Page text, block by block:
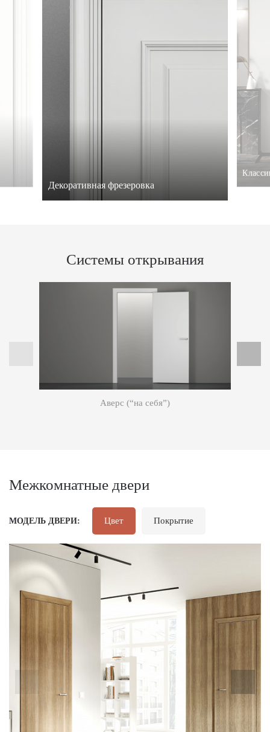
Декоративная фрезеровка
Системы открывания
Аверс (“на себя”)
Межкомнатные двери
МОДЕЛЬ ДВЕРИ: Цвет Покрытие